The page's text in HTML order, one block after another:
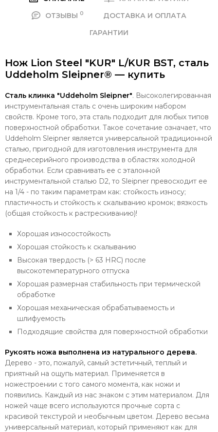
ОТЗЫВЫ 0
ДОСТАВКА И ОПЛАТА
ГАРАНТИИ
Нож Lion Steel "KUR" L/KUR BST, сталь
Uddeholm Sleipner® — купить
Сталь клинка "Uddeholm Sleipner". Высоколегированная
инструментальная сталь с очень широким набором
свойств. Кроме того, эта сталь подходит для любых типов
поверхностной обработки. Такое сочетание означает, что
Uddeholm Sleipner является универсальной традиционной
сталью, пригодной для изготовления инструмента для
среднесерийного производства в областях холодной
обработки. Если сравнивать ее с эталонной
инструментальной сталью D2, то Sleipner превосходит ее
на 1/4 - по таким параметрам как: стойкость износу;
пластичность и стойкость к скалыванию кромок; вязкость
(общая стойкость к растрескиванию)!
Хорошая износостойкость
Хорошая стойкость к скалыванию
Высокая твердость (> 63 HRC) после
высокотемпературного отпуска
Хорошая размерная стабильность при термической
обработке
Хорошая механическая обрабатываемость и
шлифуемость
Подходящие свойства для поверхностной обработки
Рукоять ножа выполнена из натурального дерева.
Дерево - это, пожалуй, самый эстетичный, теплый и
приятный на ощупь материал. Применяется в
ножестроении с того самого момента, как ножи и
появились. Каждый из нас знаком с этим материалом. Для
ножей чаще всего используются прочные сорта с
красивой текстурой и необычным цветом. Дерево весьма
универсальный материал, который применяют как для